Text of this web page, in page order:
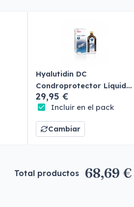
Hyalutidin DC
Condroprotector Líquido
Perros y Gatos
29,95 €
Incluir en el pack
Cambiar
Total productos 68,69 €